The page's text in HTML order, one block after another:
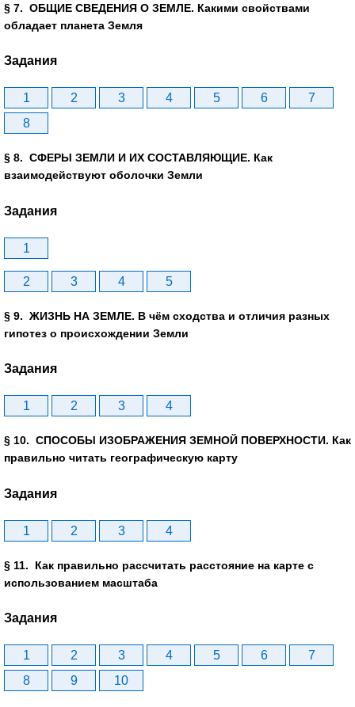
§ 7. ОБЩИЕ СВЕДЕНИЯ О ЗЕМЛЕ. Какими свойствами
обладает планета Земля
Задания
1 2 3 4 5 6
7
8
§ 8. СФЕРЫ ЗЕМЛИ И ИХ СОСТАВЛЯЮЩИЕ. Как
взаимодействуют оболочки Земли
Задания
1
2 3 4 5
§ 9. ЖИЗНЬ НА ЗЕМЛЕ. В чём сходства и отличия разных
гипотез о происхождении Земли
Задания
1 2 3 4
§ 10. СПОСОБЫ ИЗОБРАЖЕНИЯ ЗЕМНОЙ ПОВЕРХНОСТИ. Как
правильно читать географическую карту
Задания
1 2 3 4
§ 11. Как правильно рассчитать расстояние на карте с
использованием масштаба
Задания
1 2 3 4 5 6
7
8
9 10